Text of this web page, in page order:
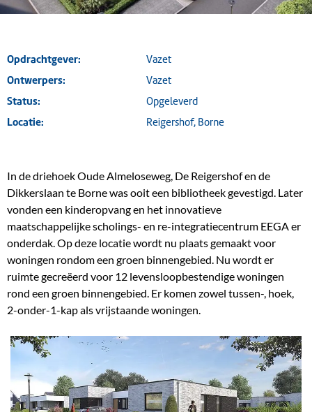
Opdrachtgever:
Vazet
Ontwerpers:
Vazet
Status:
Opgeleverd
Locatie:
Reigershof, Borne
In de driehoek Oude Almeloseweg, De Reigershof en de
Dikkerslaan te Borne was ooit een bibliotheek gevestigd. Later
vonden een kinderopvang en het innovatieve
maatschappelijke scholings- en re-integratiecentrum EEGA er
onderdak. Op deze locatie wordt nu plaats gemaakt voor
woningen rondom een groen binnengebied. Nu wordt er
ruimte gecreëerd voor 12 levensloopbestendige woningen
rond een groen binnengebied. Er komen zowel tussen-, hoek,
2-onder-1-kap als vrijstaande woningen.